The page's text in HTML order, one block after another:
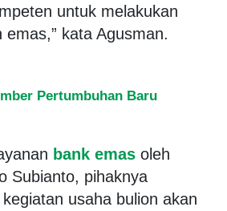
untuk melakukan
emas,” kata Agusman.
Pertumbuhan Baru
bank emas oleh
Subianto, pihaknya
usaha bulion akan